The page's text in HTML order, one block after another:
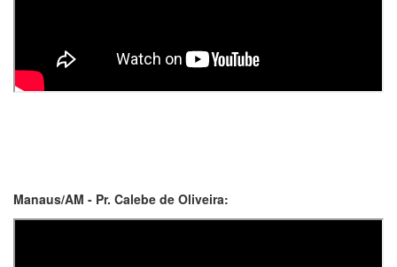
Manaus/AM - Pr. Calebe de Oliveira: